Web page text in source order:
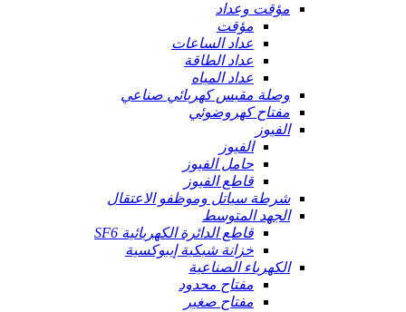
مؤقت وعداد
مؤقت
عداد الساعات
عداد الطاقة
عداد المياه
وصلة مقبس كهربائي صناعي
مفتاح كهروضوئي
الفيوز
الفيوز
حامل الفيوز
قاطع الفيوز
شرطة سياتل وموظفو الاعتقال
الجهد المتوسط
قاطع الدائرة الكهربائية SF6
خزانة شبكية إيبوكسية
الكهرباء الصناعية
مفتاح محدود
مفتاح صغير